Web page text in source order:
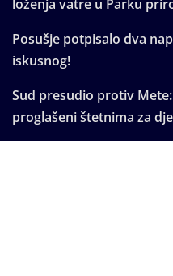
loženja vatre u Parku
Posušje potpisalo dva
iskusnog!
Sud presudio protiv
proglašeni štetnima za